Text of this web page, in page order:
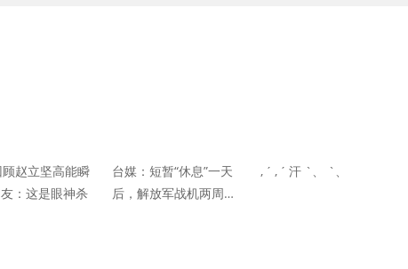
赵立坚高能瞬
：这是眼神杀
台媒：短暂“休息”一天
后，解放军战机两周内
, ˊ , ˊ 汗 `、 `、